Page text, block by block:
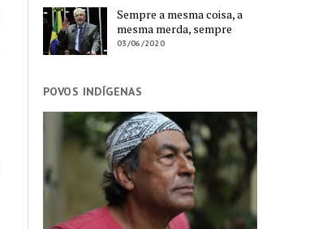
Sempre a mesma coisa, a
mesma merda, sempre
03/06/2020
POVOS INDÍGENAS